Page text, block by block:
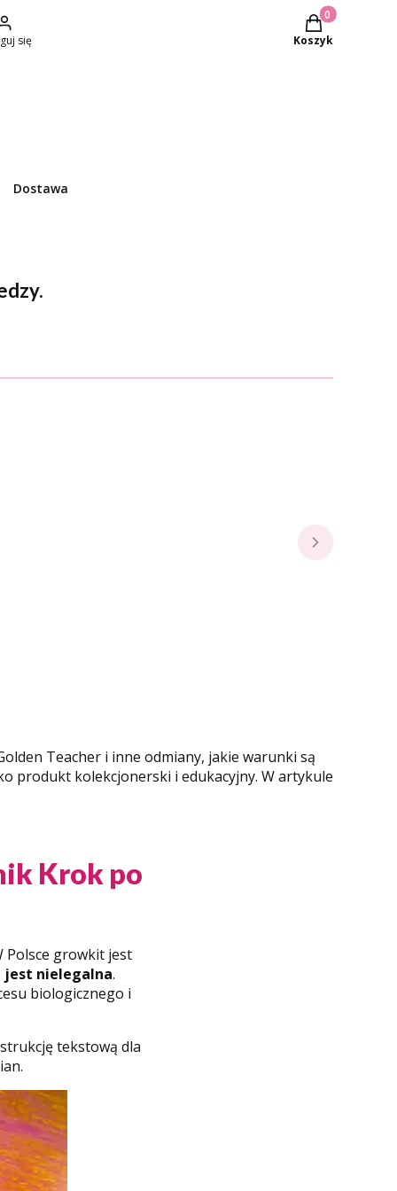
się
Produkty w
Koszyk
Dostawa
Teacher i inne odmiany, jakie warunki są
produkt kolekcjonerski i edukacyjny. W artykule
Krok po
Polsce growkit jest
jest nielegalna.
biologicznego i
tekstową dla